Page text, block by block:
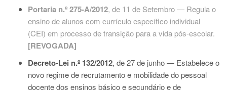
Portaria n.º 275-A/2012, de 11 de Setembro — Regula o
ensino de alunos com currículo específico individual
(CEI) em processo de transição para a vida pós-escolar.
[REVOGADA]
Decreto-Lei n.º 132/2012, de 27 de junho— Estabelece o
novo regime de recrutamento e mobilidade do pessoal
docente dos ensinos básico e secundário e de